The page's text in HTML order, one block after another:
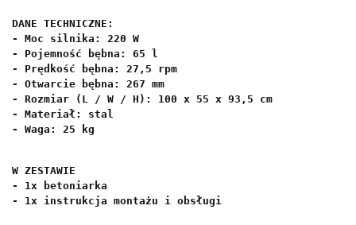
DANE TECHNICZNE:
- Moc silnika: 220 W
- Pojemność bębna: 65 l
- Prędkość bębna: 27,5 rpm
- Otwarcie bębna: 267 mm
- Rozmiar (L / W / H): 100 x 55 x 93,5 cm
- Materiał: stal
- Waga: 25 kg
W ZESTAWIE
- 1x betoniarka
- 1x instrukcja montażu i obsługi